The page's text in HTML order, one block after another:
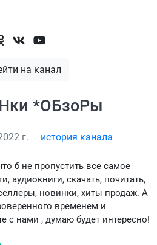
на канал
*ОБзоРы
г. история канала
б не пропустить все самое
аудиокниги, скачать, почитать,
новинки, хиты продаж. А
временем и
с нами , думаю будет интересно!